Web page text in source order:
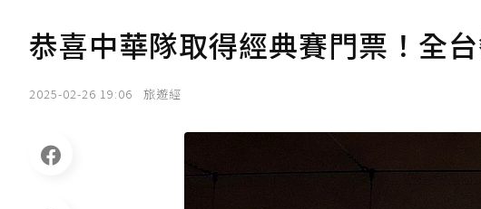
恭喜中華隊取得經典賽門票！全
2025-02-26 19:06 旅遊經